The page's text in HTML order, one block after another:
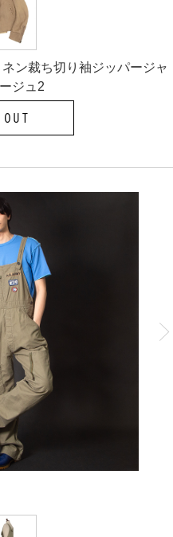
ン裁ち切り袖ジッパージャ
ジュ2